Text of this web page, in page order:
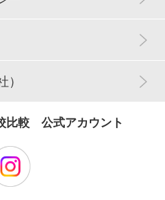
）
比較 公式アカウント